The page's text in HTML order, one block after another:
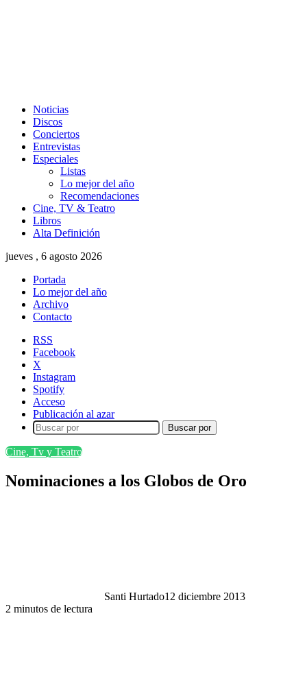
Noticias
Discos
Conciertos
Entrevistas
Especiales
Listas
Lo mejor del año
Recomendaciones
Cine, TV & Teatro
Libros
Alta Definición
jueves , 6 agosto 2026
Portada
Lo mejor del año
Archivo
Contacto
RSS
Facebook
X
Instagram
Spotify
Acceso
Publicación al azar
Buscar por
Cine, Tv y Teatro
Nominaciones a los Globos de Oro
Santi Hurtado12 diciembre 2013
2 minutos de lectura